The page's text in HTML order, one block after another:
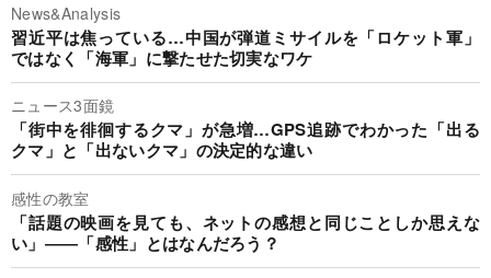
News&Analysis
習近平は焦っている…中国が弾道ミサイルを「ロケット軍」
ではなく「海軍」に撃たせた切実なワケ
ニュース3面鏡
「街中を徘徊するクマ」が急増…GPS追跡でわかった「出る
クマ」と「出ないクマ」の決定的な違い
感性の教室
「話題の映画を見ても、ネットの感想と同じことしか思えな
い」――「感性」とはなんだろう？